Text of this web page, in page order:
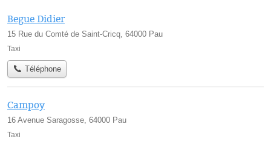
Begue Didier
15 Rue du Comté de Saint-Cricq, 64000 Pau
Taxi
Téléphone
Campoy
16 Avenue Saragosse, 64000 Pau
Taxi